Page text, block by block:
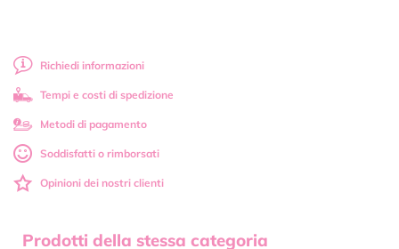
Richiedi informazioni
Tempi e costi di spedizione
Metodi di pagamento
Soddisfatti o rimborsati
Opinioni dei nostri clienti
Prodotti della stessa categoria